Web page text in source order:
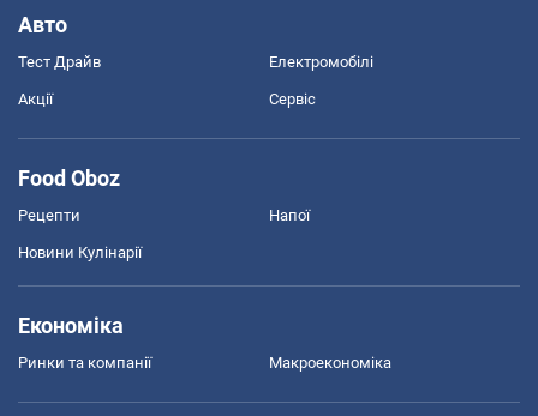
Авто
Тест Драйв Електромобілі
Акції Сервіс
Food Oboz
Рецепти Напої
Новини Кулінарії
Економіка
Ринки та компанії Макроекономіка